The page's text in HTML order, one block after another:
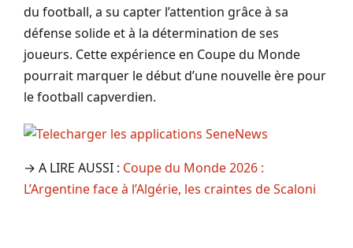
du football, a su capter l’attention grâce à sa
défense solide et à la détermination de ses
joueurs. Cette expérience en Coupe du Monde
pourrait marquer le début d’une nouvelle ère pour
le football capverdien.
→ A LIRE AUSSI : Coupe du Monde 2026 :
L’Argentine face à l’Algérie, les craintes de Scaloni